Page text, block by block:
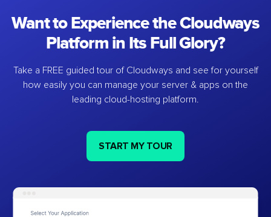
Want to Experience the Cloudways
Platform in Its Full Glory?
Take a FREE guided tour of Cloudways and see for yourself
how easily you can manage your server & apps on the
leading cloud-hosting platform.
START MY TOUR